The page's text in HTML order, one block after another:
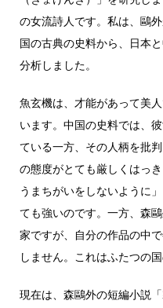
の女流詩人です。私は、鷗
国の古典の史料から、日本
分析しました。
魚玄機は、才能があって美
います。中国の史料では、
ている一方、その人柄を批
の態度がとても厳しくはっ
うまちがいをしないように
ても強いのです。一方、森
家ですが、自分の作品の中
しません。これはふたつの
現在は、森鷗外の短編小説